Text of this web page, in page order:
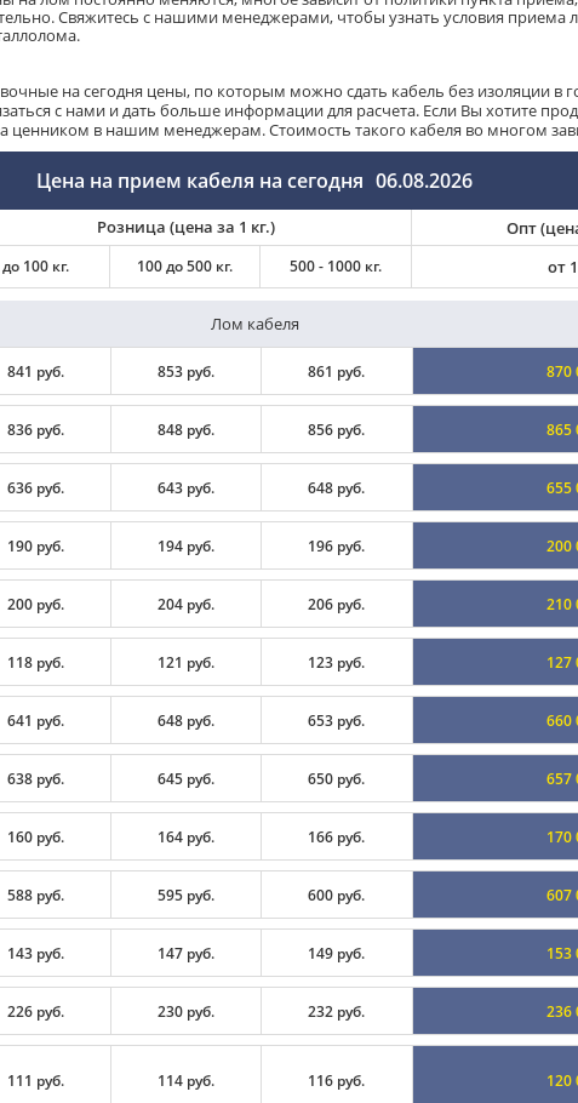
Свяжитесь с нашими менеджерами, чтобы узнать условия приема
на сегодня цены, по которым можно сдать кабель без изоляции в
с нами и дать больше информации для расчета. Если Вы хотите
ценником в нашим менеджерам. Стоимость такого кабеля во многом
Цена на прием кабеля на сегодня 06.08.2026
Розница (цена за 1 кг.)
до 100 кг. 100 до 500 кг. 500 - 1000 кг.
Опт
от
Лом кабеля
841 руб. 853 руб. 861 руб. 870
836 руб. 848 руб. 856 руб. 865
636 руб. 643 руб. 648 руб. 655
190 руб. 194 руб. 196 руб. 200
200 руб. 204 руб. 206 руб. 210
118 руб. 121 руб. 123 руб. 127
641 руб. 648 руб. 653 руб. 660
638 руб. 645 руб. 650 руб. 657
160 руб. 164 руб. 166 руб. 170
588 руб. 595 руб. 600 руб. 607
143 руб. 147 руб. 149 руб. 153
226 руб. 230 руб. 232 руб. 236
111 руб. 114 руб. 116 руб. 120